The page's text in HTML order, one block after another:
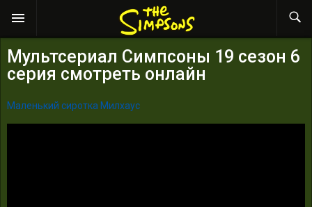
Мультсериал Симпсоны 19 сезон 6
серия смотреть онлайн
Маленький сиротка Милхаус